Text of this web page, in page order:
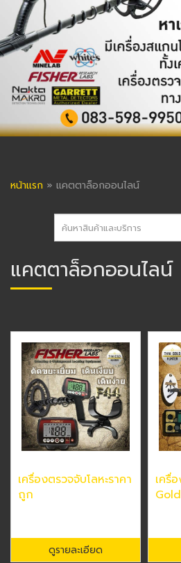
หน้าแรก » แคตตาล็อกออนไลน์
แคตตาล็อกออนไลน์
เครื่องตรวจจับโลหะราคา
ถูก
ดูรายละเอียด
เครื่